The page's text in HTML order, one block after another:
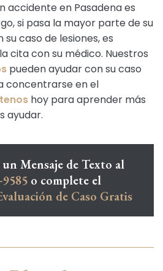
accidente en Pasadena es
si pasa la mayor parte de su
caso de lesiones, es
cita con su médico. Nuestros
pueden ayudar con su caso
concentrarse en el
hoy para aprender más
ayudar.
Mensaje de Texto al
o complete el
de Caso Gratis